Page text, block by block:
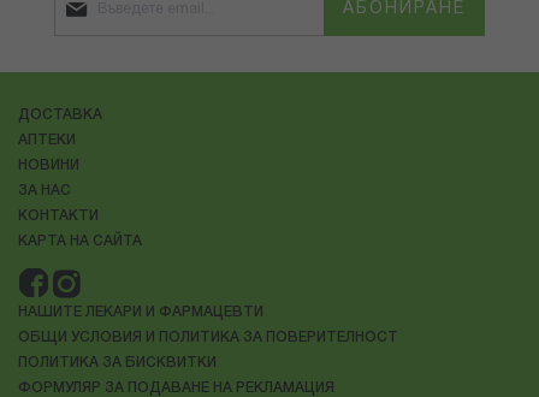
АБОНИРАНЕ
ДОСТАВКА
АПТЕКИ
НОВИНИ
ЗА НАС
КОНТАКТИ
КАРТА НА САЙТА
НАШИТЕ ЛЕКАРИ И ФАРМАЦЕВТИ
ОБЩИ УСЛОВИЯ И ПОЛИТИКА ЗА ПОВЕРИТЕЛНОСТ
ПОЛИТИКА ЗА БИСКВИТКИ
ФОРМУЛЯР ЗА ПОДАВАНЕ НА РЕКЛАМАЦИЯ